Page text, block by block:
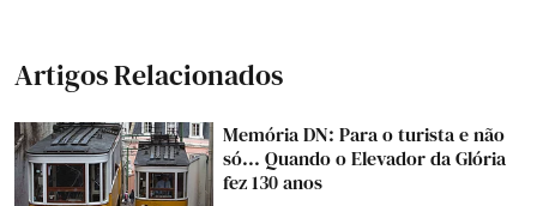
Artigos Relacionados
Memória DN: Para o turista e não
só... Quando o Elevador da Glória
fez 130 anos